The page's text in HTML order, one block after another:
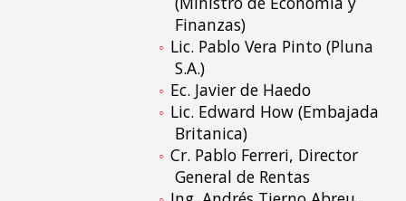
Finanzas)
Lic. Pablo Vera Pinto (Pluna
S.A.)
Ec. Javier de Haedo
Lic. Edward How (Embajada
Britanica)
Cr. Pablo Ferreri, Director
General de Rentas